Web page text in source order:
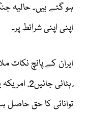
ہو گئے ہیں۔ حالیہ
اپنی اپنی شرائط پر۔
ہٹائی جائیں2.
توانائی کا حق حاصل